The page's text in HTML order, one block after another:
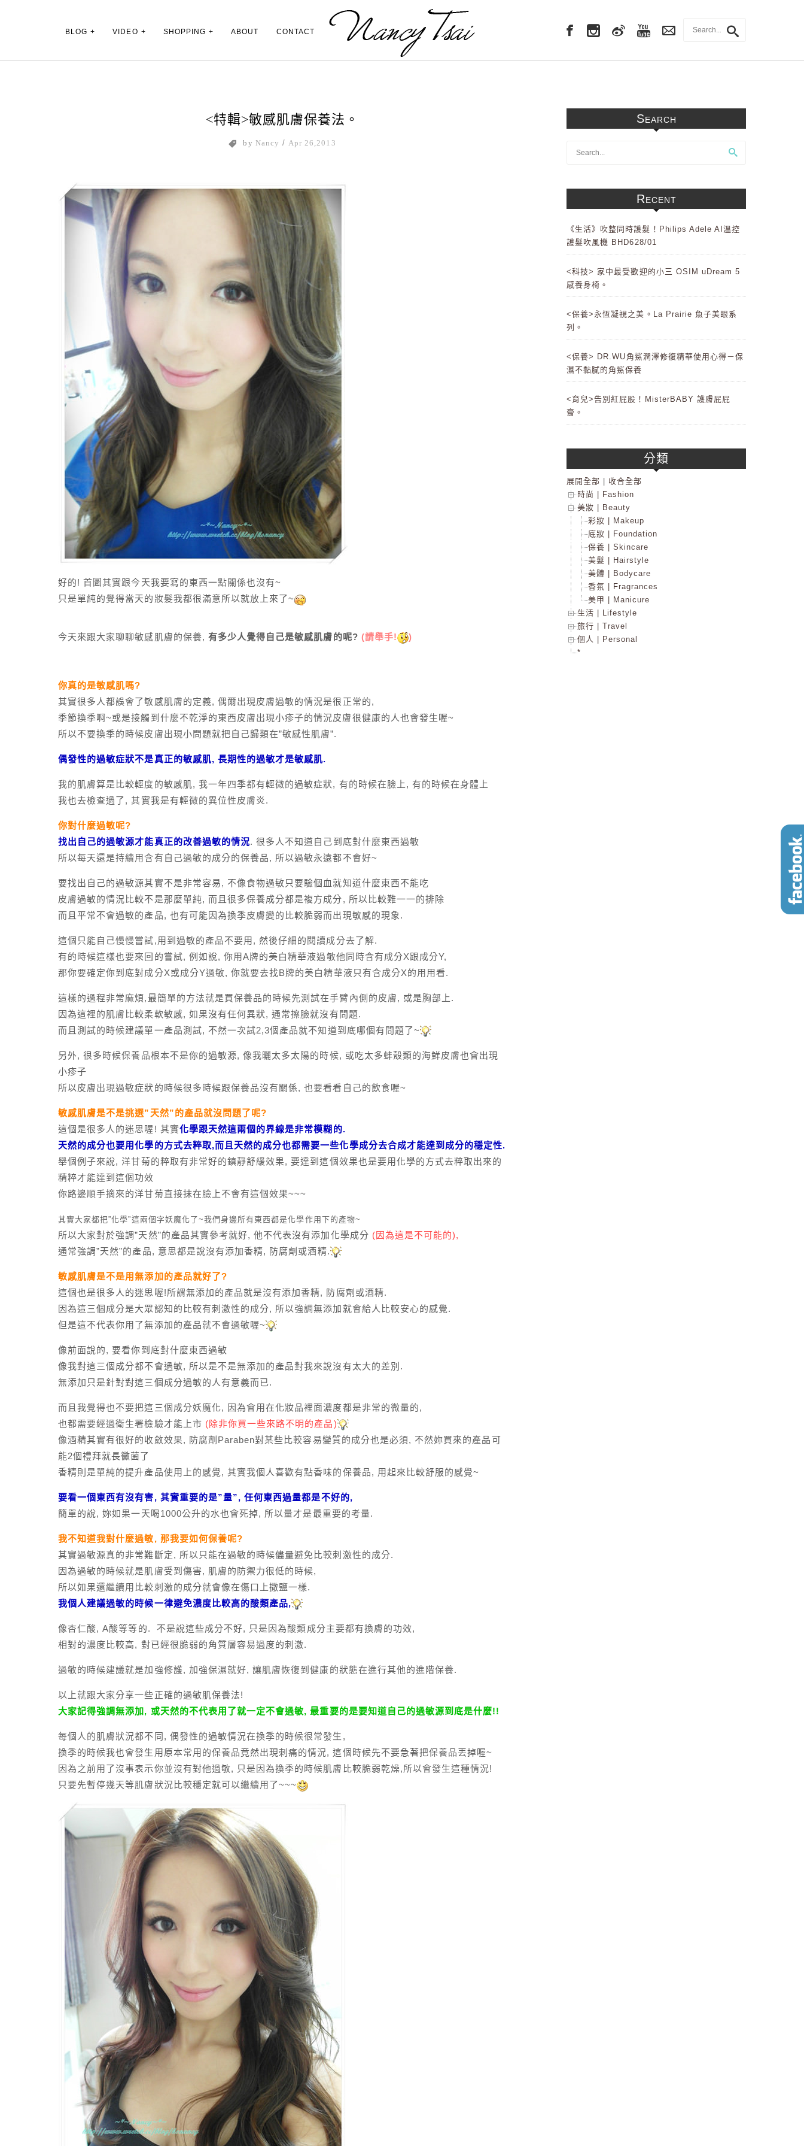
Main Menu
BLOG VIDEO SHOPPING ABOUT CONTACT
<特輯>敏感肌膚保養法。
by Nancy /Apr 26,2013
好的! 首圖其實跟今天我要寫的東西一點關係也沒有~
只是單純的覺得當天的妝髮我都很滿意所以就放上來了~
今天來跟大家聊聊敏感肌膚的保養, 有多少人覺得自己是敏感肌膚的呢? (請舉手! )
你真的是敏感肌嗎?
其實很多人都誤會了敏感肌膚的定義, 偶爾出現皮膚過敏的情況是很正常的,
季節換季啊~或是接觸到什麼不乾淨的東西皮膚出現小疹子的情況皮膚很健康的人也會發生喔~
所以不要換季的時候皮膚出現小問題就把自己歸類在”敏感性肌膚”.
偶發性的過敏症狀不是真正的敏感肌, 長期性的過敏才是敏感肌.
我的肌膚算是比較輕度的敏感肌, 我一年四季都有輕微的過敏症狀, 有的時候在臉上, 有的時候在身體上
我也去檢查過了, 其實我是有輕微的異位性皮膚炎.
你對什麼過敏呢?
找出自己的過敏源才能真正的改善過敏的情況. 很多人不知道自己到底對什麼東西過敏
所以每天還是持續用含有自己過敏的成分的保養品, 所以過敏永遠都不會好~
要找出自己的過敏源其實不是非常容易, 不像食物過敏只要驗個血就知道什麼東西不能吃
皮膚過敏的情況比較不是那麼單純, 而且很多保養成分都是複方成分, 所以比較難一一的排除
而且平常不會過敏的產品, 也有可能因為換季皮膚變的比較脆弱而出現敏感的現象.
這個只能自己慢慢嘗試,用到過敏的產品不要用, 然後仔細的閱讀成分去了解.
有的時候這樣也要來回的嘗試, 例如說, 你用A牌的美白精華液過敏他同時含有成分X跟成分Y,
那你要確定你到底對成分X或成分Y過敏, 你就要去找B牌的美白精華液只有含成分X的用用看.
這樣的過程非常麻煩,最簡單的方法就是買保養品的時候先測試在手臂內側的皮膚, 或是胸部上.
因為這裡的肌膚比較柔軟敏感, 如果沒有任何異狀, 通常擦臉就沒有問題.
而且測試的時候建議單一產品測試, 不然一次試2,3個產品就不知道到底哪個有問題了~
另外, 很多時候保養品根本不是你的過敏源, 像我曬太多太陽的時候, 或吃太多蚌殼類的海鮮皮膚也會出現
小疹子
所以皮膚出現過敏症狀的時候很多時候跟保養品沒有關係, 也要看看自己的飲食喔~
敏感肌膚是不是挑選”天然”的產品就沒問題了呢?
這個是很多人的迷思喔! 其實化學跟天然這兩個的界線是非常模糊的.
天然的成分也要用化學的方式去粹取,而且天然的成分也都需要一些化學成分去合成才能達到成分的穩定性.
舉個例子來說, 洋甘菊的粹取有非常好的鎮靜舒緩效果, 要達到這個效果也是要用化學的方式去粹取出來的
精粹才能達到這個功效
你路邊順手摘來的洋甘菊直接抹在臉上不會有這個效果~~~
其實大家都把”化學”這兩個字妖魔化了~我們身邊所有東西都是化學作用下的產物~
所以大家對於強調”天然”的產品其實參考就好, 他不代表沒有添加化學成分 (因為這是不可能的),
通常強調”天然”的產品, 意思都是說沒有添加香精, 防腐劑或酒精.
敏感肌膚是不是用無添加的產品就好了?
這個也是很多人的迷思喔!所謂無添加的產品就是沒有添加香精, 防腐劑或酒精.
因為這三個成分是大眾認知的比較有刺激性的成分, 所以強調無添加就會給人比較安心的感覺.
但是這不代表你用了無添加的產品就不會過敏喔~
像前面說的, 要看你到底對什麼東西過敏
像我對這三個成分都不會過敏, 所以是不是無添加的產品對我來說沒有太大的差別.
無添加只是針對對這三個成分過敏的人有意義而已.
而且我覺得也不要把這三個成分妖魔化, 因為會用在化妝品裡面濃度都是非常的微量的,
也都需要經過衛生署檢驗才能上市 (除非你買一些來路不明的產品)
像酒精其實有很好的收斂效果, 防腐劑Paraben對某些比較容易變質的成分也是必須, 不然妳買來的產品可
能2個禮拜就長黴菌了
香精則是單純的提升產品使用上的感覺, 其實我個人喜歡有點香味的保養品, 用起來比較舒服的感覺~
要看一個東西有沒有害, 其實重要的是”量”, 任何東西過量都是不好的,
簡單的說, 妳如果一天喝1000公升的水也會死掉, 所以量才是最重要的考量.
我不知道我對什麼過敏, 那我要如何保養呢?
其實過敏源真的非常難斷定, 所以只能在過敏的時候儘量避免比較刺激性的成分.
因為過敏的時候就是肌膚受到傷害, 肌膚的防禦力很低的時候,
所以如果還繼續用比較刺激的成分就會像在傷口上撒鹽一樣.
我個人建議過敏的時候一律避免濃度比較高的酸類產品,
像杏仁酸, A酸等等的. 不是說這些成分不好, 只是因為酸類成分主要都有換膚的功效,
相對的濃度比較高, 對已經很脆弱的角質層容易過度的刺激.
過敏的時候建議就是加強修護, 加強保濕就好, 讓肌膚恢復到健康的狀態在進行其他的進階保養.
以上就跟大家分享一些正確的過敏肌保養法!
大家記得強調無添加, 或天然的不代表用了就一定不會過敏, 最重要的是要知道自己的過敏源到底是什麼!!
每個人的肌膚狀況都不同, 偶發性的過敏情況在換季的時候很常發生,
換季的時候我也會發生用原本常用的保養品竟然出現刺痛的情況, 這個時候先不要急著把保養品丟掉喔~
因為之前用了沒事表示你並沒有對他過敏, 只是因為換季的時候肌膚比較脆弱乾燥,所以會發生這種情況!
只要先暫停幾天等肌膚狀況比較穩定就可以繼續用了~~~
Search
Recent
《生活》吹整同時護髮！Philips Adele AI溫控
護髮吹風機 BHD628/01
<科技> 家中最受歡迎的小三 OSIM uDream 5
感養身椅。
<保養>永恆凝視之美。La Prairie 魚子美眼系
列。
<保養> DR.WU角鯊潤澤修復精華使用心得－保
濕不黏膩的角鯊保養
<育兒>告別紅屁股！MisterBABY 護膚屁屁
膏。
分類
展開全部
收合全部
時尚 | Fashion
美妝 | Beauty
彩妝 | Makeup
底妝 | Foundation
保養 | Skincare
美髮 | Hairstyle
美體 | Bodycare
香氛 | Fragrances
美甲 | Manicure
生活 | Lifestyle
旅行 | Travel
個人 | Personal
*